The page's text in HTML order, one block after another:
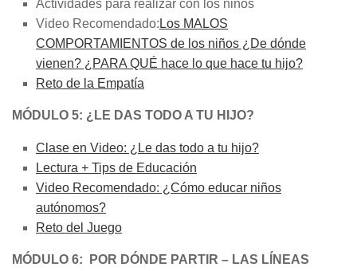
Actividades para realizar con los niños
Video Recomendado:Los MALOS
COMPORTAMIENTOS de los niños ¿De dónde
vienen? ¿PARA QUÉ hace lo que hace tu hijo?
Reto de la Empatía
MÓDULO 5: ¿LE DAS TODO A TU HIJO?
Clase en Video: ¿Le das todo a tu hijo?
Lectura + Tips de Educación
Video Recomendado: ¿Cómo educar niños
autónomos?
Reto del Juego
MÓDULO 6: POR DÓNDE PARTIR – LAS LÍNEAS